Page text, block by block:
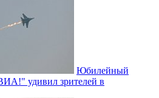
Юбилейный
удивил зрителей в